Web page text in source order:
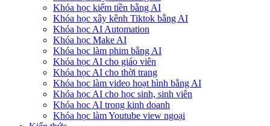
Khóa học kiếm tiền bằng AI
Khóa học xây kênh Tiktok bằng AI
Khóa học AI Automation
Khóa học Make AI
Khóa học làm phim bằng AI
Khóa học AI cho giáo viên
Khóa học AI cho thời trang
Khóa học làm video hoạt hình bằng AI
Khóa học AI cho học sinh, sinh viên
Khóa hoc AI trong kinh doanh
Khóa học làm Youtube view ngoại